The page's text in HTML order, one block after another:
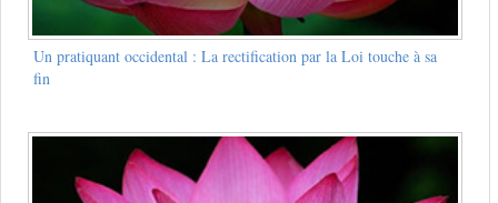
Un pratiquant occidental : La rectification par la Loi touche à sa
fin